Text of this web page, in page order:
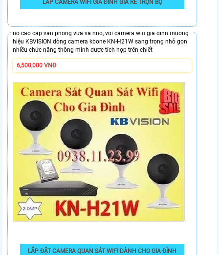
LẮP CAMERA WIFI GIA ĐÌNH GIÁ RẺ TRỌN BỘ
LẮP ĐẶT CAMERA QUAN SÁT WIFI DÀNH CHO GIA ĐÌNH
6,500,000 VNĐ
chức năng camera wifi thiết kế nhỏ gọn phù hợp cho gia đình căn
hộ cao cấp văn phòng vừa và nhỏ, vói camera wifi gia đình thương
hiệu KBVISION dòng camera kbone KN-H21W sang trọng nhỏ gọn
nhiều chức năng thông minh được tích hợp trên chiết